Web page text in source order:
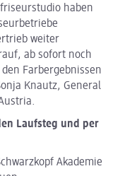
haben
weiter
ab sofort noch
Farbergebnissen
Knautz, General
Laufsteg und per
Akademie